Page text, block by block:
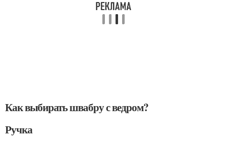
Как выбирать швабру с ведром?
Ручка